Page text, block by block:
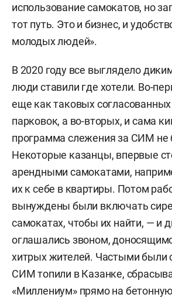
Идею ужеподдержали
например, председатель
производителей детских
В остальных случаях
движение по обочине и
разрешенного движения
велосипедов и скорости
СИМ должно быть оснащено
оборудованием:рабочая
звуковой сигнал,
спереди, красные или
сзади), фара белого цвета
Максимальная скорость
— 25 км/ч.
Приоритет всегда у
использование самокатов, но
тот путь. Это и бизнес, и
молодых людей».
В 2020 году все выглядело
люди ставили где хотели. Во-
еще как таковых
парковок, а во-вторых, и сама
программа слежения за СИМ не
Некоторые казанцы, впервые
арендными самокатами,
их к себе в квартиры. Потом
вынуждены были включать
самокатах, чтобы их найти, — и
оглашались звоном,
хитрых жителей. Частыми были
СИМ топили в Казанке,
«Миллениум» прямо на